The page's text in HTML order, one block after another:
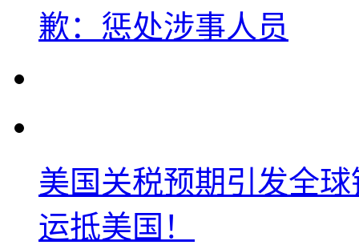
歉：惩处涉事人员
美国关税预期引发全
运抵美国！